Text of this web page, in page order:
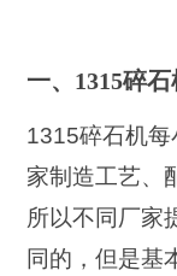
一、1315碎
1315碎石机
家制造工艺、
所以不同厂家
同的，但是基